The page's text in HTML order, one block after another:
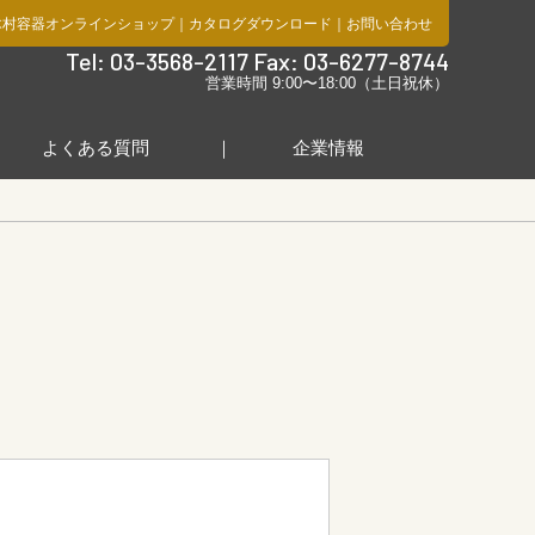
容器オンラインショップ｜ カタログダウンロード ｜ お問い合わせ
Tel: 03-3568-2117 Fax: 03-6277-8744
営業時間 9:00〜18:00（土日祝休）
よくある質問 企業情報